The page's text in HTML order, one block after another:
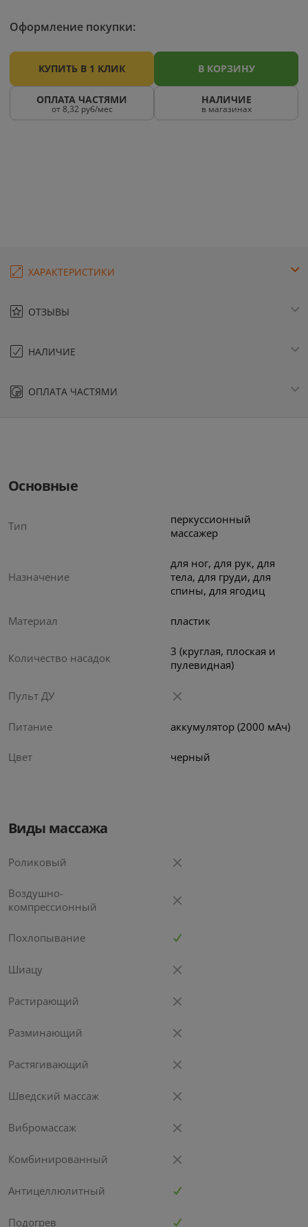
Оформление покупки:
КУПИТЬ В 1 КЛИК В КОРЗИНУ
ОПЛАТА ЧАСТЯМИ
от 8,32 руб/мес
НАЛИЧИЕ
в магазинах
ХАРАКТЕРИСТИКИ
ОТЗЫВЫ
НАЛИЧИЕ
ОПЛАТА ЧАСТЯМИ
Основные
Тип
перкуссионный
массажер
Назначение
для ног, для рук, для
тела, для груди, для
спины, для ягодиц
Материал пластик
Количество насадок
3 (круглая, плоская и
пулевидная)
Пульт ДУ
Питание аккумулятор (2000 мАч)
Цвет черный
Виды массажа
Роликовый
Воздушно-
компрессионный
Похлопывание
Шиацу
Растирающий
Разминающий
Растягивающий
Шведский массаж
Вибромассаж
Комбинированный
Антицеллюлитный
Подогрев